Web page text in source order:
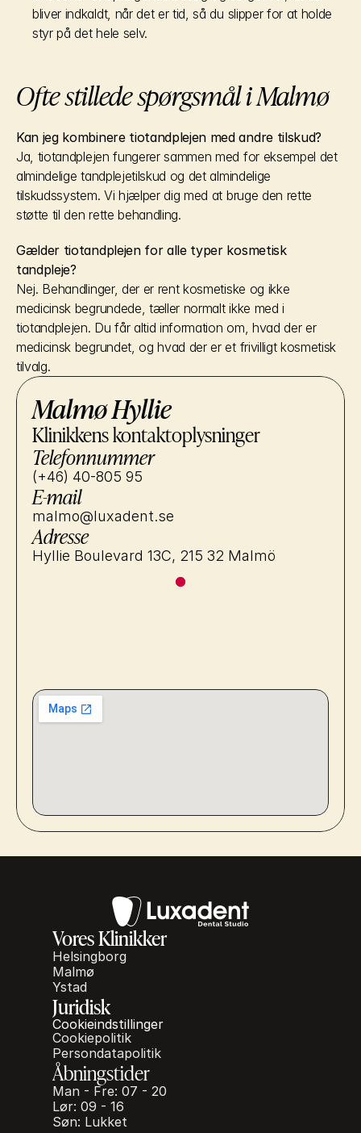
bliver indkaldt, når det er tid, så du slipper for at holde
styr på det hele selv.
Ofte stillede spørgsmål i Malmø
Kan jeg kombinere tiotandplejen med andre tilskud?
Ja, tiotandplejen fungerer sammen med for eksempel det
almindelige tandplejetilskud og det almindelige
tilskudssystem. Vi hjælper dig med at bruge den rette
støtte til den rette behandling.
Gælder tiotandplejen for alle typer kosmetisk
tandpleje?
Nej. Behandlinger, der er rent kosmetiske og ikke
medicinsk begrundede, tæller normalt ikke med i
tiotandplejen. Du får altid information om, hvad der er
medicinsk begrundet, og hvad der er et frivilligt kosmetisk
tilvalg.
Malmø Hyllie
Klinikkens kontaktoplysninger
Telefonnummer
(+46) 40-805 95
E-mail
malmo@luxadent.se
Adresse
Hyllie Boulevard 13C, 215 32 Malmö
Vores Klinikker
Helsingborg
Malmø
Ystad
Juridisk
Cookieindstillinger
Cookiepolitik
Persondatapolitik
Åbningstider
Man - Fre: 07 - 20
Lør: 09 - 16
Søn: Lukket